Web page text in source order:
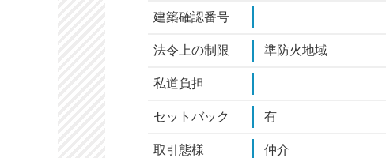
建築確認番号
法令上の制限 準防火地域
私道負担
セットバック 有
取引態様 仲介